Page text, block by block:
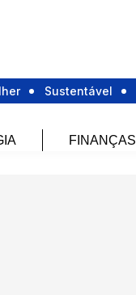
Sustentável
FINANÇAS